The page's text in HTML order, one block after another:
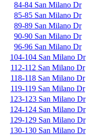
84-84 San Milano Dr
85-85 San Milano Dr
89-89 San Milano Dr
90-90 San Milano Dr
96-96 San Milano Dr
104-104 San Milano Dr
112-112 San Milano Dr
118-118 San Milano Dr
119-119 San Milano Dr
123-123 San Milano Dr
124-124 San Milano Dr
129-129 San Milano Dr
130-130 San Milano Dr